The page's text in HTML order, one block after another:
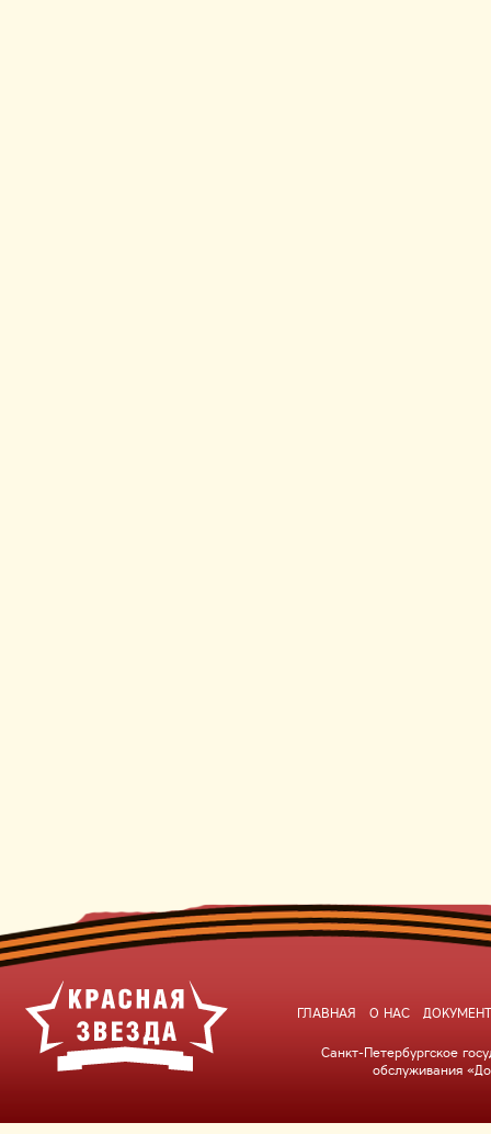
ГЛАВНАЯ О НАС
Санкт-Петербургское
обслуживания